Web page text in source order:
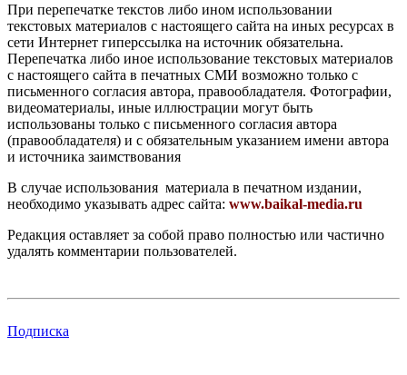
При перепечатке текстов либо ином использовании
текстовых материалов с настоящего сайта на иных ресурсах в
сети Интернет гиперссылка на источник обязательна.
Перепечатка либо иное использование текстовых материалов
с настоящего сайта в печатных СМИ возможно только с
письменного согласия автора, правообладателя. Фотографии,
видеоматериалы, иные иллюстрации могут быть
использованы только с письменного согласия автора
(правообладателя) и с обязательным указанием имени автора
и источника заимствования
В случае использования материала в печатном издании,
необходимо указывать адрес сайта: www.baikal-media.ru
Редакция оставляет за собой право полностью или частично
удалять комментарии пользователей.
Подписка